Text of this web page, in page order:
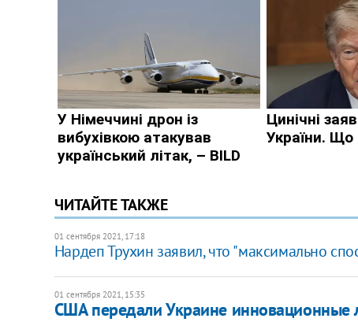
ЧИТАЙТЕ ТАКЖЕ
01 сентября 2021, 17:18
Нардеп Трухин заявил, что "максимально
01 сентября 2021, 15:35
США передали Украине инновационные